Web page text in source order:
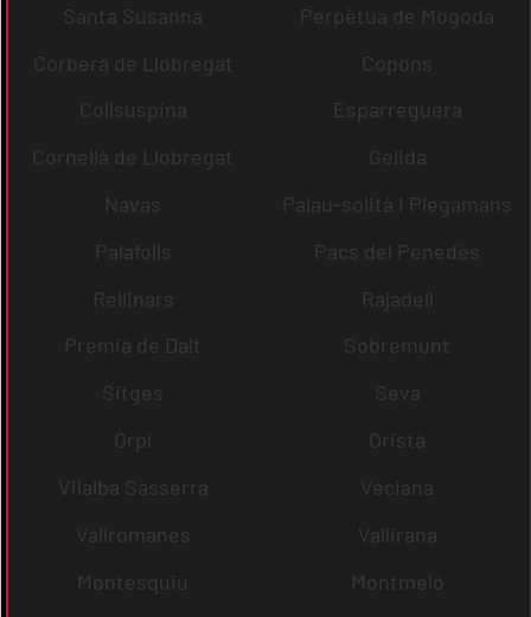
Santa Susanna
Perpètua de Mogoda
Corbera de Llobregat
Copons
Collsuspina
Esparreguera
Cornellà de Llobregat
Gelida
Navas
Palau-solità i Plegamans
Palafolls
Pacs del Penedès
Rellinars
Rajadell
Premià de Dalt
Sobremunt
Sitges
Seva
Orpí
Oristà
Vilalba Sasserra
Veciana
Vallromanes
Vallirana
Montesquiu
Montmeló